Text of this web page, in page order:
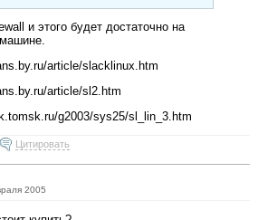
и этого будет достаточно на
article/slacklinux.htm
article/sl2.htm
g2003/sys25/sl_lin_3.htm
Цитировать
2005